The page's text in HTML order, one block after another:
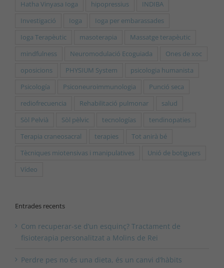
Hatha Vinyasa Ioga hipopressius
INDIBA
Investigació
Ioga
Ioga per embarassades
Ioga Terapèutic
masoterapia
Massatge terapèutic
mindfulness
Neuromodulació Ecoguiada
Ones de xoc
oposicions
PHYSIUM System
psicologia humanista
Psicología
Psiconeuroimmunologia
Punció seca
rediofrecuencia
Rehabilitació pulmonar
salud
Sòl Pelvià
Sòl pèlvic tecnologías
tendinopaties
Terapia craneosacral
terapies
Tot anirà bé
Tècniques miotensivas i manipulatives
Unió de botiguers
Vídeo
Entrades recents
Com recuperar-se d’un esquinç? Tractament de
fisioterapia personalitzat a Molins de Rei
Perdre pes no és una dieta, és un canvi d’hàbits